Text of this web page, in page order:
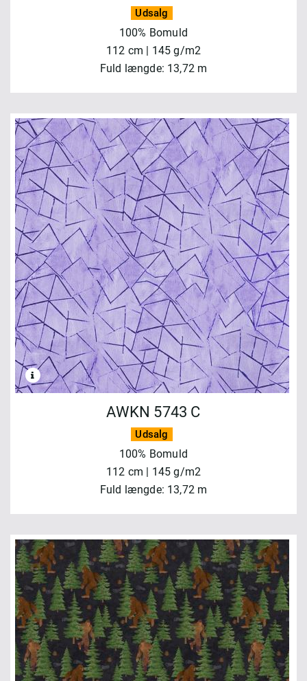
Udsalg
100% Bomuld
112 cm | 145 g/m2
Fuld længde: 13,72 m
AWKN 5743 C
Udsalg
100% Bomuld
112 cm | 145 g/m2
Fuld længde: 13,72 m